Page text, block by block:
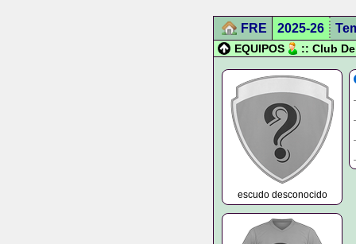
FRE 2025-26
EQUIPOS
:: Club
escudo desconocido